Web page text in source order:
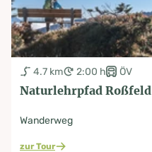
4.7 km 2:00 h ÖV
Naturlehrpfad Roßfeld
Wanderweg
zur Tour